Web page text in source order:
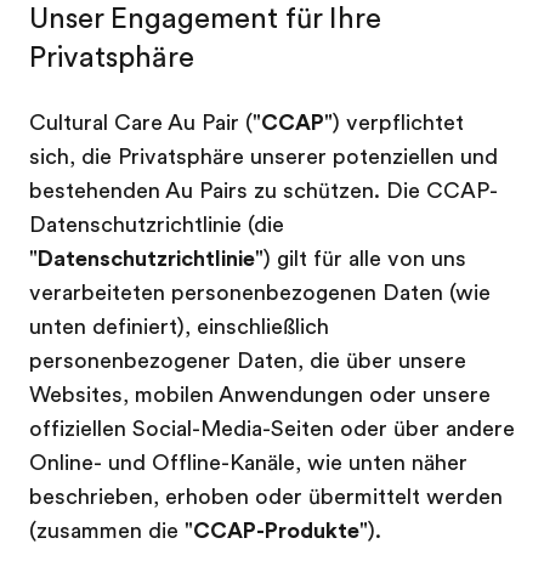
Unser Engagement für Ihre
Privatsphäre
Cultural Care Au Pair ("CCAP") verpflichtet
sich, die Privatsphäre unserer potenziellen und
bestehenden Au Pairs zu schützen. Die CCAP-
Datenschutzrichtlinie (die
" Datenschutzrichtlinie") gilt für alle von uns
verarbeiteten personenbezogenen Daten (wie
unten definiert), einschließlich
personenbezogener Daten, die über unsere
Websites, mobilen Anwendungen oder unsere
offiziellen Social-Media-Seiten oder über andere
Online- und Offline-Kanäle, wie unten näher
beschrieben, erhoben oder übermittelt werden
(zusammen die "CCAP-Produkte").